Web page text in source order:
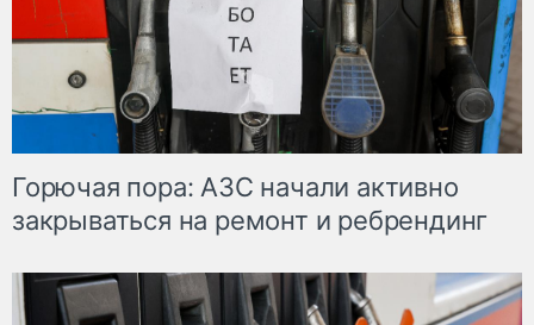
Горючая пора: АЗС начали активно
закрываться на ремонт и ребрендинг